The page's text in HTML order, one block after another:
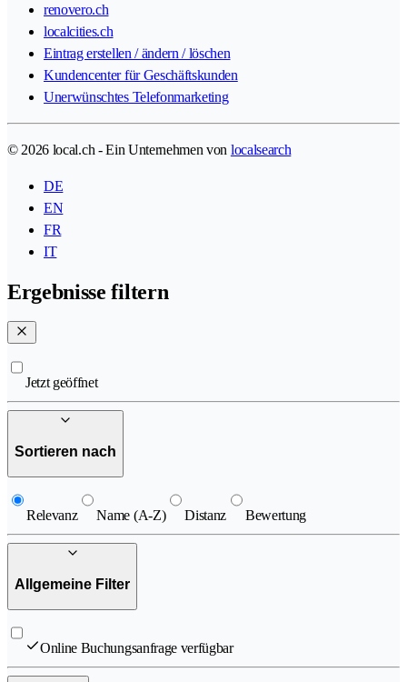
renovero.ch
localcities.ch
Eintrag erstellen / ändern / löschen
Kundencenter für Geschäftskunden
Unerwünschtes Telefonmarketing
© 2026 local.ch - Ein Unternehmen von localsearch
DE
EN
FR
IT
Ergebnisse filtern
Jetzt geöffnet
Sortieren nach
Relevanz Name (A-Z) Distanz Bewertung
Allgemeine Filter
Online Buchungsanfrage verfügbar